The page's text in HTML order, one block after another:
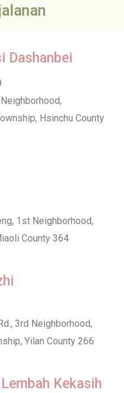
Dashanbei
Hsinchu County
1st Neighborhood,
County 364
3rd Neighborhood,
Yilan County 266
Kekasih